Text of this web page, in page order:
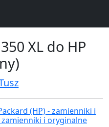
XL do HP
(HP) - zamienniki i
zamienniki i oryginalne